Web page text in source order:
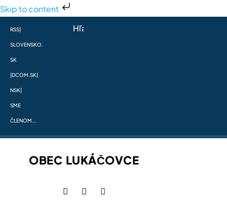
Skip to content
RSS|
SLOVENSKO.
SK
|DCOM.SK|
NSK|
SME
ČLENOM...
OBEC LUKÁČOVCE